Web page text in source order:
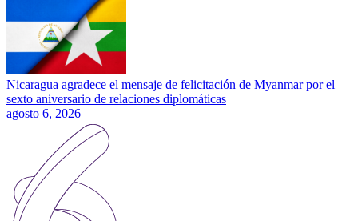
Nicaragua agradece el mensaje de felicitación de Myanmar por el
sexto aniversario de relaciones diplomáticas
agosto 6, 2026